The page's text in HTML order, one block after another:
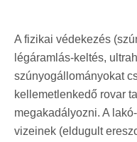
A fizikai védekezés
légáramlás-keltés,
szúnyogállományokat
kellemetlenkedő rovar
megakadályozni. A
vizeinek (eldugult